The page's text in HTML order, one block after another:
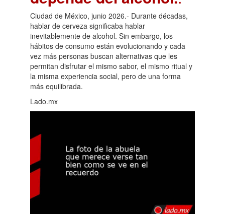
Ciudad de México, junio 2026.- Durante décadas,
hablar de cerveza significaba hablar
inevitablemente de alcohol. Sin embargo, los
hábitos de consumo están evolucionando y cada
vez más personas buscan alternativas que les
permitan disfrutar el mismo sabor, el mismo ritual y
la misma experiencia social, pero de una forma
más equilibrada.
Lado.mx